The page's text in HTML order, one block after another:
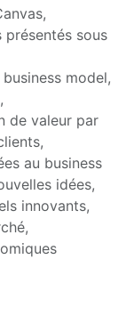
présentés sous
model,
de valeur par
au business
idées,
innovants,